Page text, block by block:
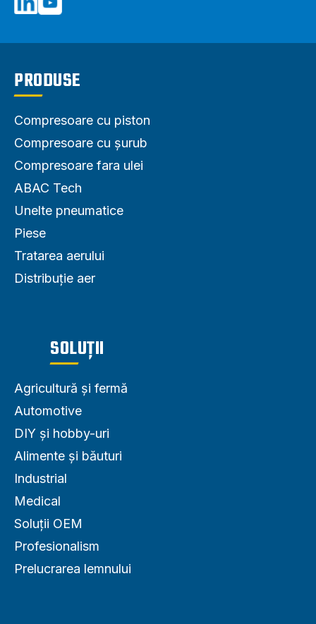
PRODUSE
Compresoare cu piston
Compresoare cu șurub
Compresoare fara ulei
ABAC Tech
Unelte pneumatice
Piese
Tratarea aerului
Distribuție aer
SOLUȚII
Agricultură și fermă
Automotive
DIY și hobby-uri
Alimente și băuturi
Industrial
Medical
Soluții OEM
Profesionalism
Prelucrarea lemnului